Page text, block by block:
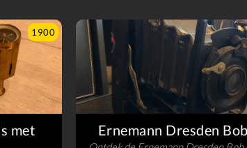
1900
met
Ernemann Dresden